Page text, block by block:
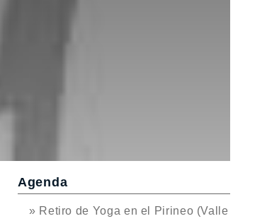
Agenda
» Retiro de Yoga en el Pirineo (Valle